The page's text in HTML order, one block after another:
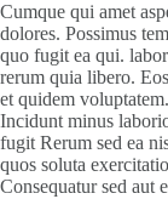
Cumque qui amet
dolores. Possimus
quo fugit ea qui.
rerum quia libero.
et quidem
Incidunt minus
fugit Rerum sed ea
quos soluta
Consequatur sed aut